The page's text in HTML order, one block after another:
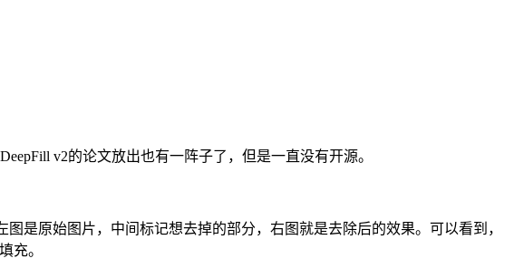
v2的论文放出也有一阵子了，但是一直没有开源。
是原始图片，中间标记想去掉的部分，右图就是去除后的效果。可以看到，
充。